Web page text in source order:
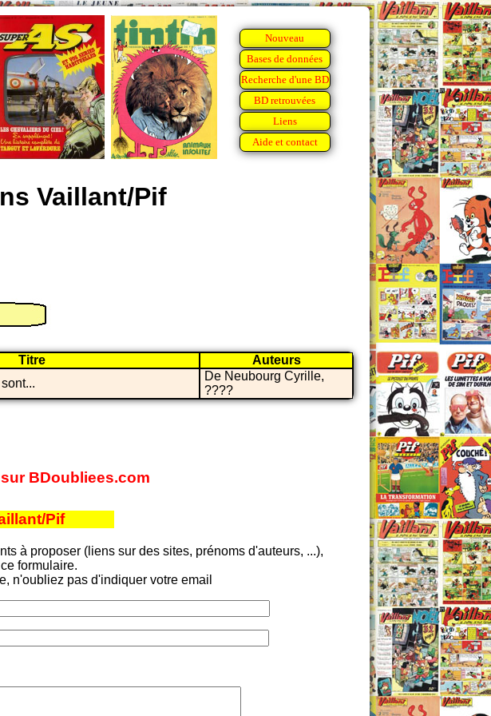
Nouveau
Bases de données
Recherche d'une BD
BD retrouvées
Liens
Aide et contact
Vaillant/Pif
Titre
Auteurs
De Neubourg Cyrille,
????
BDoubliees.com
Pif
à proposer (liens sur des sites, prénoms d'auteurs, ...),
formulaire.
n'oubliez pas d'indiquer votre email